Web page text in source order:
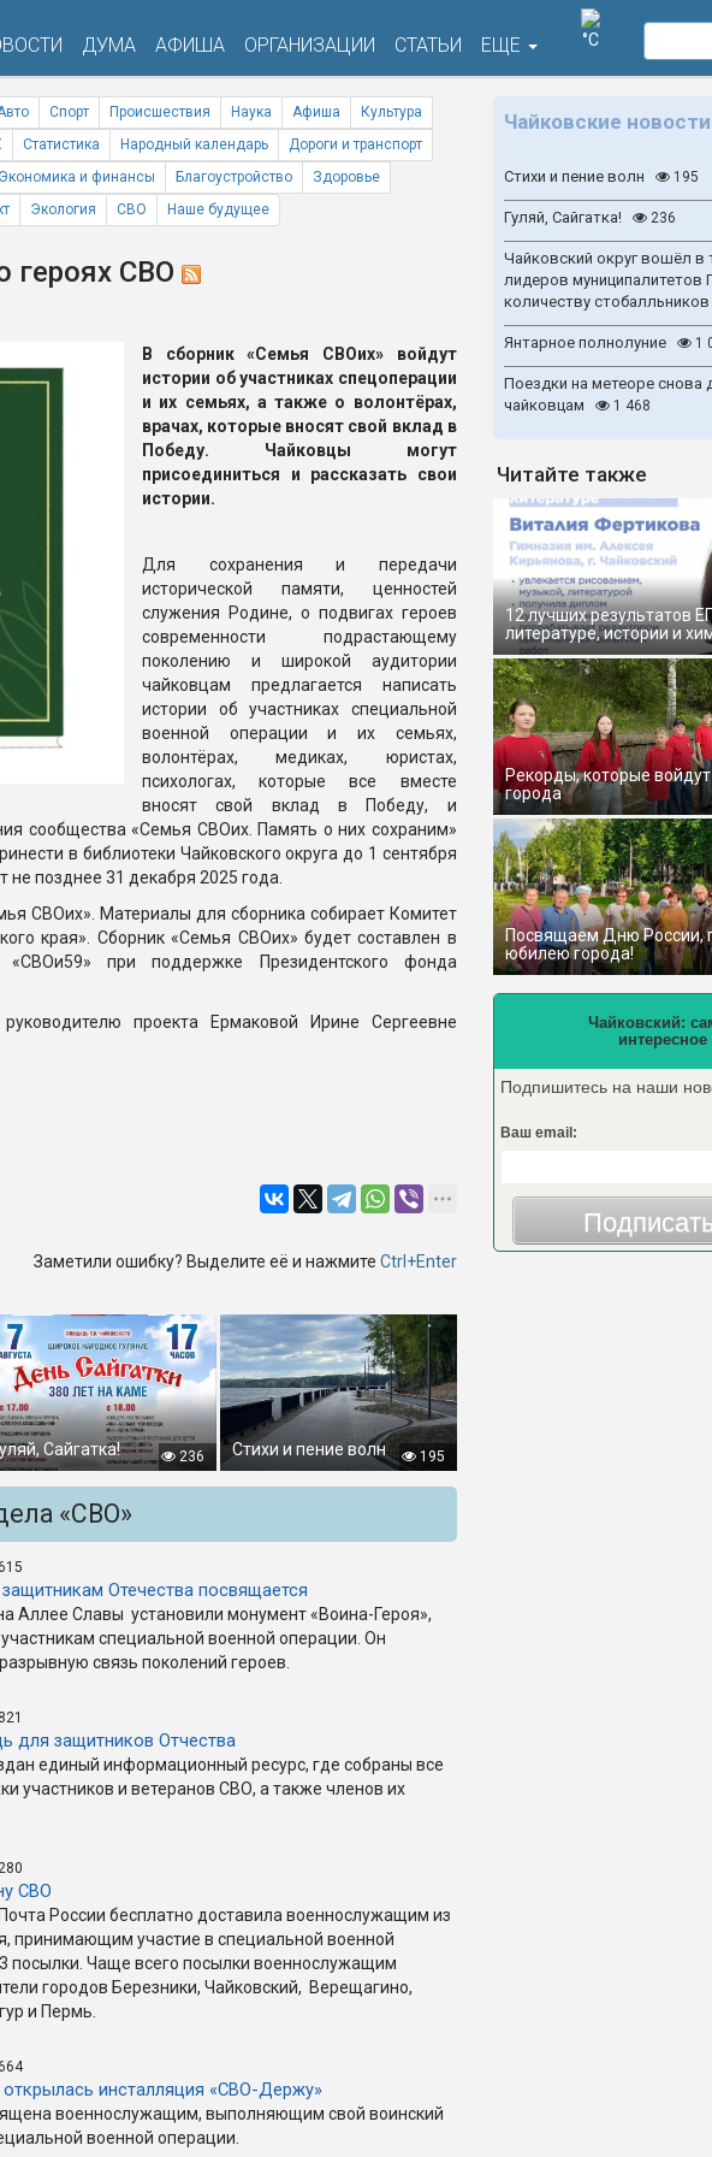
ДУМА АФИША ОРГАНИЗАЦИИ СТАТЬИ ЕЩЕ °C
Спорт Происшествия Наука Афиша
Культура
Статистика Народный календарь
Дороги и транспорт
Экономика и финансы Благоустройство
Здоровье
Экология СВО Наше будущее
героях СВО
В сборник «Семья СВОих» войдут
истории об участниках спецоперации
и их семьях, а также о волонтёрах,
врачах, которые вносят свой вклад в
Победу. Чайковцы могут
присоединиться и рассказать свои
истории.
Для сохранения и передачи
исторической памяти, ценностей
служения Родине, о подвигах героев
современности подрастающему
поколению и широкой аудитории
чайковцам предлагается написать
истории об участниках специальной
военной операции и их семьях,
волонтёрах, медиках, юристах,
психологах, которые все вместе
вносят свой вклад в Победу, и
сообщества «Семья СВОих. Память о них сохраним»
в библиотеки Чайковского округа до 1 сентября
не позднее 31 декабря 2025 года.
СВОих». Материалы для сборника собирает Комитет
края». Сборник «Семья СВОих» будет составлен в
«СВОи59» при поддержке Президентского фонда
проекта Ермаковой Ирине Сергеевне
Заметили ошибку? Выделите её и нажмите Ctrl+Enter
Сайгатка! 236 Стихи и пение волн 195
«СВО»
Отечества посвящается
Аллее Славы установили монумент «Воина-Героя»,
специальной военной операции. Он
связь поколений героев.
для защитников Отчества
единый информационный ресурс, где собраны все
участников и ветеранов СВО, а также членов их
СВО
России бесплатно доставила военнослужащим из
принимающим участие в специальной военной
посылки. Чаще всего посылки военнослужащим
городов Березники, Чайковский, Верещагино,
и Пермь.
инсталляция «СВО-Держу»
военнослужащим, выполняющим свой воинский
военной операции.
Чайковские новости
Стихи и пение волн 195
Гуляй, Сайгатка! 236
Чайковский округ вошёл в
лидеров муниципалитетов
количеству
Янтарное полнолуние 1
Поездки на метеоре снова
чайковцам
1 468
Читайте также
12 лучших результатов
литературе, истории и
Рекорды, которые
города
Посвящаем Дню России,
юбилею города!
Чайковский:
интересное
Подпишитесь на наши
Ваш email: